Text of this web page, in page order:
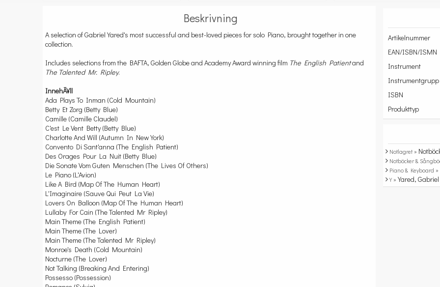
Beskrivning
A selection of Gabriel Yared's most successful and best-loved pieces for solo Piano, brought together in one
collection.
Includes selections from the BAFTA, Golden Globe and Academy Award winning film The English Patientand
The Talented Mr. Ripley.
InnehÃ¥ll
Ada Plays To Inman (Cold Mountain)
Betty Et Zorg (Betty Blue)
Camille (Camille Claudel)
C'est Le Vent Betty (Betty Blue)
Charlotte And Will (Autumn In New York)
Convento Di Sant'anna (The English Patient)
Des Orages Pour La Nuit (Betty Blue)
Die Sonate Vom Guten Menschen (The Lives Of Others)
Le Piano (L'Avion)
Like A Bird (Map Of The Human Heart)
L'Imaginaire (Sauve Qui Peut La Vie)
Lovers On Balloon (Map Of The Human Heart)
Lullaby For Cain (The Talented Mr Ripley)
Main Theme (The English Patient)
Main Theme (The Lover)
Main Theme (The Talented Mr Ripley)
Monroe's Death (Cold Mountain)
Nocturne (The Lover)
Not Talking (Breaking And Entering)
Possesso (Possession)
Artikelnummer
EAN/ISBN/ISMN
Instrument
Instrumentgrupp
ISBN
Produkttyp
Notlagret »
Notböcker &
Piano & Keyboard »
Y »Yared, Gabriel